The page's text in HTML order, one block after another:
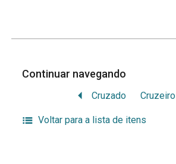
Continuar navegando
Cruzado Cruzeiro
Voltar para a lista de itens